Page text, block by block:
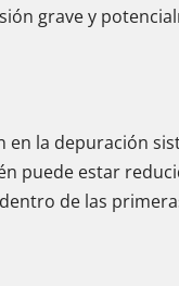
grave y
la depuración
puede estar
de las